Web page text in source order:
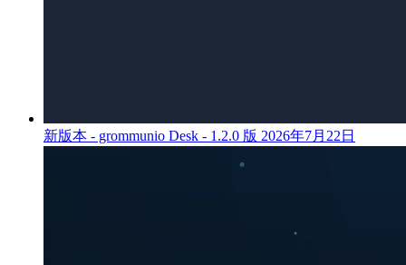
新版本 - grommunio Desk - 1.2.0 版 2026年7月22日